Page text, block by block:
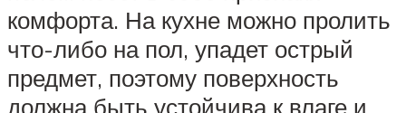
комфорта. На кухне можно пролить
что-либо на пол, упадет острый
предмет, поэтому поверхность
должна быть устойчива к влаге и